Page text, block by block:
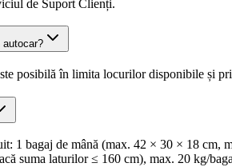
de Suport Clienți.
posibilă în limita locurilor disponibile și
1 bagaj de mână (max. 42 × 30 × 18 cm,
suma laturilor ≤ 160 cm), max. 20 kg/